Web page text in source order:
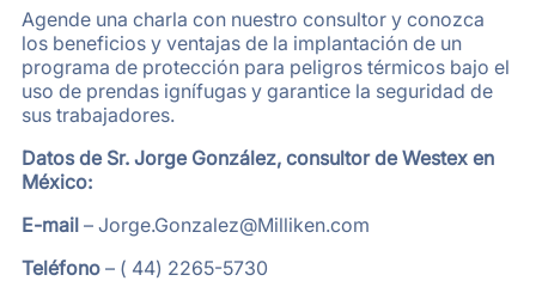
Agende una charla con nuestro consultor y conozca
los beneficios y ventajas de la implantación de un
programa de protección para peligros térmicos bajo el
uso de prendas ignífugas y garantice la seguridad de
sus trabajadores.
Datos de Sr. Jorge González, consultor de Westex en
México:
E-mail – Jorge.Gonzalez@Milliken.com
Teléfono – ( 44) 2265-5730